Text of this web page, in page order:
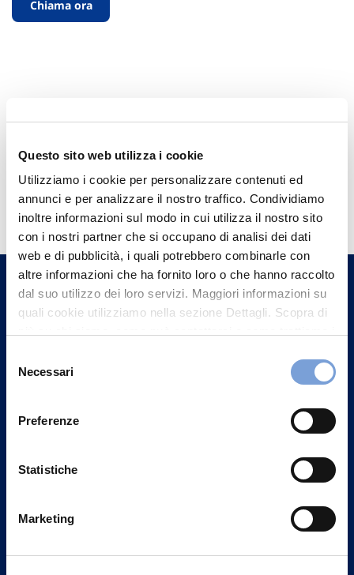
Questo sito web utilizza i cookie
Utilizziamo i cookie per personalizzare contenuti ed
annunci e per analizzare il nostro traffico. Condividiamo
inoltre informazioni sul modo in cui utilizza il nostro sito
con i nostri partner che si occupano di analisi dei dati
web e di pubblicità, i quali potrebbero combinarle con
altre informazioni che ha fornito loro o che hanno raccolto
dal suo utilizzo dei loro servizi. Maggiori informazioni su
quali cookie utilizziamo nella sezione Dettagli. Scopra di
può trovare nel footer del sito nella sezione "Informativa
delNecessari
Preferenze
Statistiche
Marketing
Chiama ora
Hai bisogno di
informazioni?
Trova l'Agenzia più vicina a te e parla con
un nostro Agente.
Contattaci
Vittoria Assicurazioni S.p.A.